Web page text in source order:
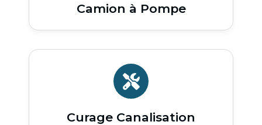
Camion à Pompe
Curage Canalisation